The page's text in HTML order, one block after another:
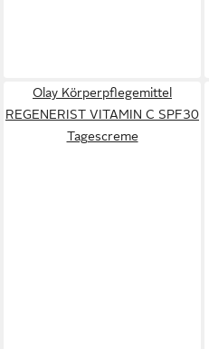
Olay Körperpflegemittel
REGENERIST VITAMIN C SPF30
Tagescreme